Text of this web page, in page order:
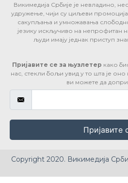
Викимедија Србије је невладино,
удружење, чији су циљеви
сакупљања и умножавања
језику искључиво на непрофитан
људи имају једнак приступ
Пријавите се за њузлетер како
нас, стекли бољи увид у то шта је
ви можете да
Пријавите
Copyright 2020. Викимедија